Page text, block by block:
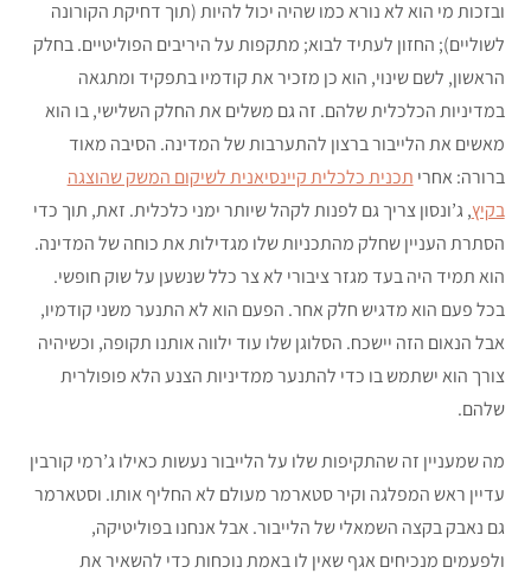
ובזכות מי הוא לא נורא כמו שהיה יכול להיות (תוך דחיקת הקורונה
לשוליים); החזון לעתיד לבוא; מתקפות על היריבים הפוליטיים. בחלק
הראשון, לשם שינוי, הוא כן מזכיר את קודמיו בתפקיד ומתגאה
במדיניות הכלכלית שלהם. זה גם משלים את החלק השלישי, בו הוא
מאשים את הלייבור ברצון להתערבות של המדינה. הסיבה מאוד
ברורה: אחרי תכנית כלכלית קיינסיאנית לשיקום המשק שהוצגה
בקיץ, ג’ונסון צריך גם לפנות לקהל שיותר ימני כלכלית. זאת, תוך כדי
הסתרת העניין שחלק מהתכניות שלו מגדילות את כוחה של המדינה.
הוא תמיד היה בעד מגזר ציבורי לא צר כלל שנשען על שוק חופשי.
בכל פעם הוא מדגיש חלק אחר. הפעם הוא לא התנער משני קודמיו,
אבל הנאום הזה יישכח. הסלוגן שלו עוד ילווה אותנו תקופה, וכשיהיה
צורך הוא ישתמש בו כדי להתנער ממדיניות הצנע הלא פופולרית
שלהם.
מה שמעניין זה שהתקיפות שלו על הלייבור נעשות כאילו ג’רמי קורבין
עדיין ראש המפלגה וקיר סטארמר מעולם לא החליף אותו. וסטארמר
גם נאבק בקצה השמאלי של הלייבור. אבל אנחנו בפוליטיקה,
ולפעמים מנכיחים אגף שאין לו באמת נוכחות כדי להשאיר את